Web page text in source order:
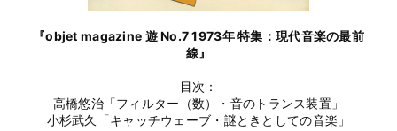
『objet magazine 遊 No.7 1973年 特集：現代音楽の最前
線』
目次：
高橋悠治「フィルター（数）・音のトランス装置」
小杉武久「キャッチウェーブ・謎ときとしての音楽」